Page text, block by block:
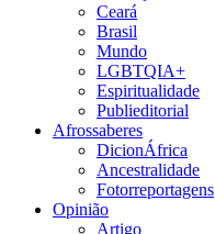
Ceará
Brasil
Mundo
LGBTQIA+
Espiritualidade
Publieditorial
Afrossaberes
DicionÁfrica
Ancestralidade
Fotorreportagens
Opinião
Artigo